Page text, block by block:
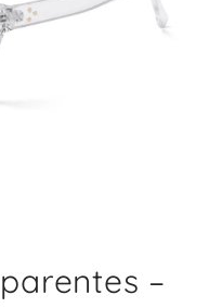
–